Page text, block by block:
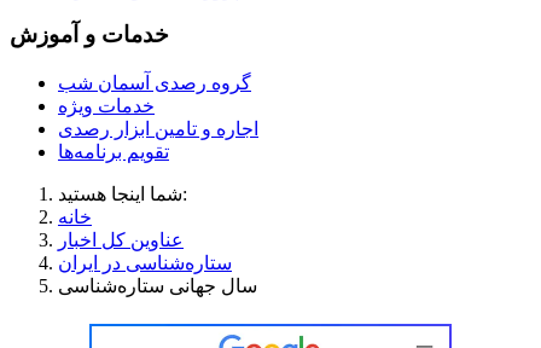
خدمات و آموزش
گروه رصدی آسمان شب
خدمات ویژه
اجاره و تامین ابزار رصدی
تقویم برنامه‌ها
شما اینجا هستید:
خانه
عناوین کل اخبار
ستاره‌شناسی در ایران
سال جهانی ستاره‌شناسی